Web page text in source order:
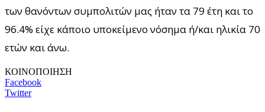
των θανόντων συμπολιτών μας ήταν τα 79 έτη και το
96.4% είχε κάποιο υποκείμενο νόσημα ή/και ηλικία 70
ετών και άνω.
ΚΟΙΝΟΠΟΙΗΣΗ
Facebook
Twitter